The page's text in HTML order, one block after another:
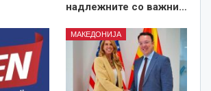
надлежните со важни…
МАКЕДОНИЈА